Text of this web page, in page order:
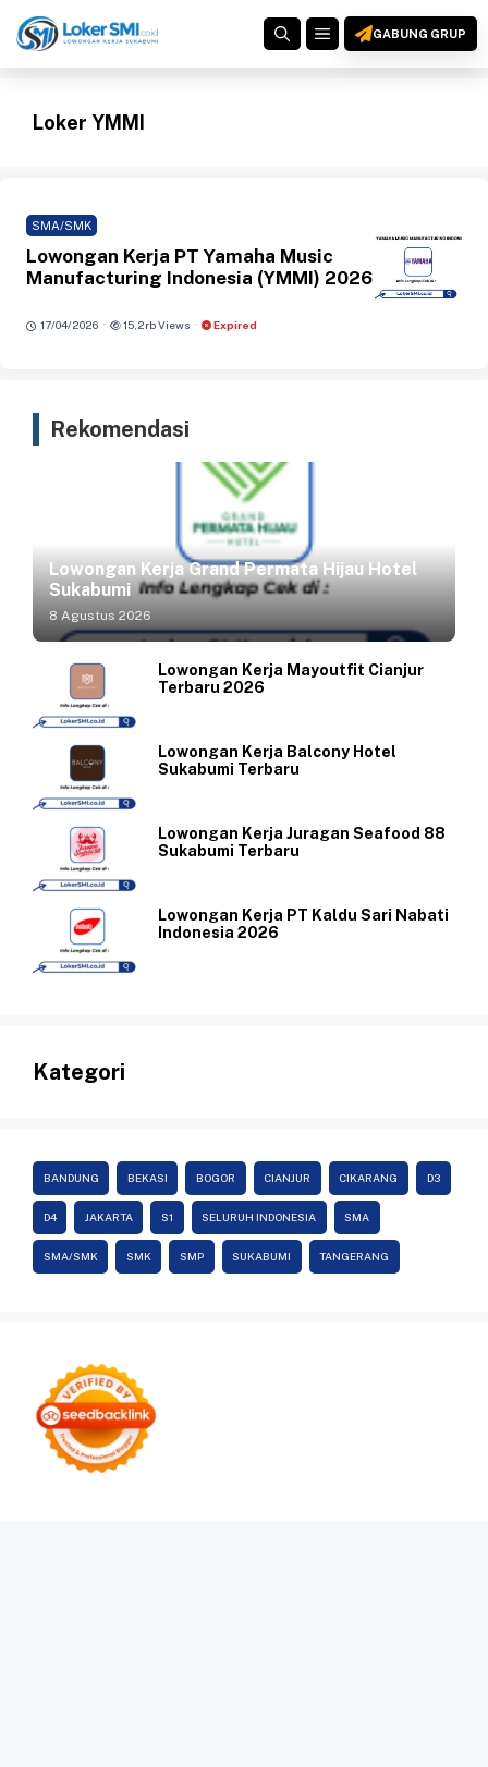
ke
MENUGABUNG GRUP
Loker YMMI
SMA/SMK
Lowongan Kerja PT Yamaha Music
Manufacturing Indonesia (YMMI) 2026
17/04/2026 · 15,2rb Views · Expired
Rekomendasi
Lowongan Kerja Grand Permata Hijau Hotel
Sukabumi
8 Agustus 2026
Lowongan Kerja Mayoutfit Cianjur
Terbaru 2026
Lowongan Kerja Balcony Hotel
Sukabumi Terbaru
Lowongan Kerja Juragan Seafood 88
Sukabumi Terbaru
Lowongan Kerja PT Kaldu Sari Nabati
Indonesia 2026
Kategori
BANDUNG BEKASI BOGOR CIANJUR CIKARANG D3
D4 JAKARTA S1 SELURUH INDONESIA SMA
SMA/SMK SMK SMP SUKABUMI TANGERANG